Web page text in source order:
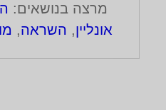
מרצה בנושאים:
אונליין, השראה,